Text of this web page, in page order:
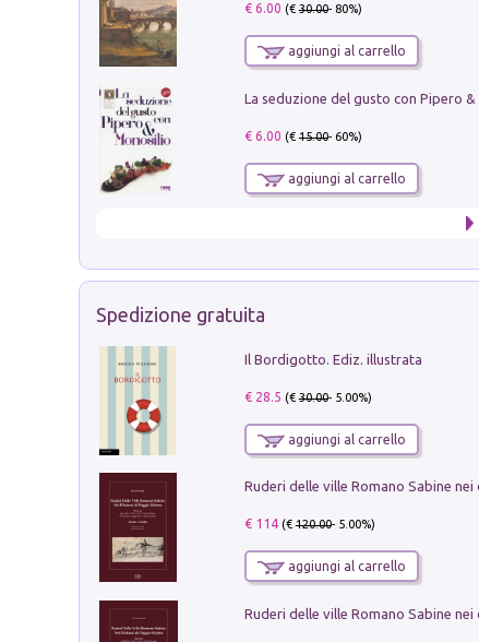
€ 6.00 (€30.00- 80%)
aggiungi al carrello
€ 6.00 (€15.00- 60%)
aggiungi al carrello
Spedizione gratuita
Il Bordigotto. Ediz. illustrata
€ 28.5 (€30.00- 5.00%)
aggiungi al carrello
€ 114(€120.00- 5.00%)
aggiungi al carrello